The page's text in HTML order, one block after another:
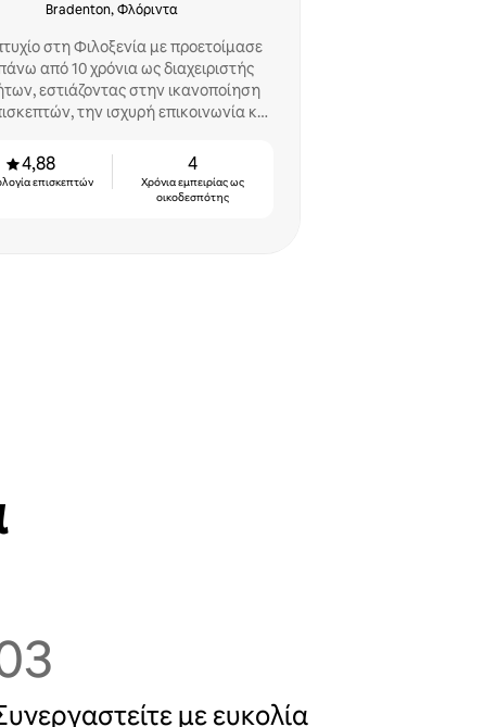
Bradenton, Φλόριντα
στη Φιλοξενία με προετοίμασε
από 10 χρόνια ως διαχειριστής
εστιάζοντας στην ικανοποίηση
την ισχυρή επικοινωνία και
4,88
επισκεπτών
4
Χρόνια εμπειρίας ως
οικοδεσπότης
με ευκολία